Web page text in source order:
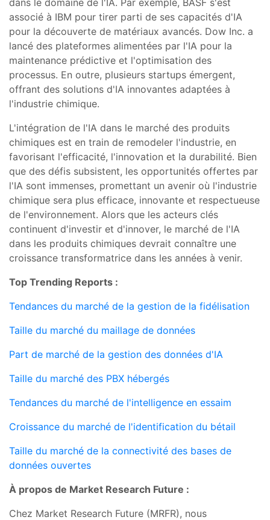
associé à IBM pour tirer parti de ses capacités d'IA
pour la découverte de matériaux avancés. Dow Inc. a
lancé des plateformes alimentées par l'IA pour la
maintenance prédictive et l'optimisation des
processus. En outre, plusieurs startups émergent,
offrant des solutions d'IA innovantes adaptées à
l'industrie chimique.
L'intégration de l'IA dans le marché des produits
chimiques est en train de remodeler l'industrie, en
favorisant l'efficacité, l'innovation et la durabilité. Bien
que des défis subsistent, les opportunités offertes par
l'IA sont immenses, promettant un avenir où l'industrie
chimique sera plus efficace, innovante et respectueuse
de l'environnement. Alors que les acteurs clés
continuent d'investir et d'innover, le marché de l'IA
dans les produits chimiques devrait connaître une
croissance transformatrice dans les années à venir.
Top Trending Reports :
Tendances du marché de la gestion de la fidélisation
Taille du marché du maillage de données
Part de marché de la gestion des données d'IA
Taille du marché des PBX hébergés
Tendances du marché de l'intelligence en essaim
Croissance du marché de l'identification du bétail
Taille du marché de la connectivité des bases de
données ouvertes
À propos de Market Research Future :
Chez Market Research Future (MRFR), nous